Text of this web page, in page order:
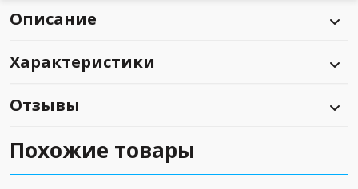
Описание
Характеристики
Отзывы
Похожие товары